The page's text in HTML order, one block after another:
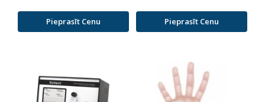
Pieprasīt Cenu Pieprasīt Cenu